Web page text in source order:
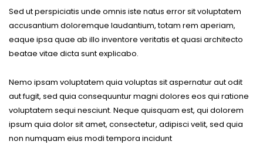
Sed ut perspiciatis unde omnis iste natus error sit voluptatem
accusantium doloremque laudantium, totam rem aperiam,
eaque ipsa quae ab illo inventore veritatis et quasi architecto
beatae vitae dicta sunt explicabo.
Nemo ipsam voluptatem quia voluptas sit aspernatur aut odit
aut fugit, sed quia consequuntur magni dolores eos qui ratione
voluptatem sequi nesciunt. Neque quisquam est, qui dolorem
ipsum quia dolor sit amet, consectetur, adipisci velit, sed quia
non numquam eius modi tempora incidunt